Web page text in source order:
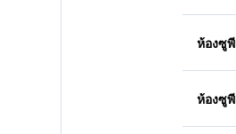
ห้องซูพี
ห้องซูพี